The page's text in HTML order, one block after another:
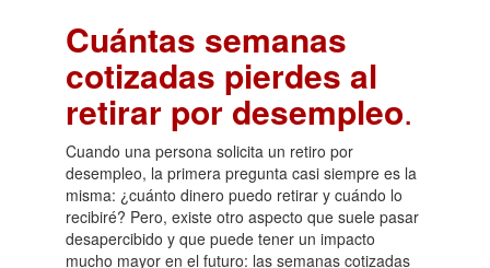
Cuántas semanas
cotizadas pierdes al
retirar por desempleo.
Cuando una persona solicita un retiro por
desempleo, la primera pregunta casi siempre es la
misma: ¿cuánto dinero puedo retirar y cuándo lo
recibiré? Pero, existe otro aspecto que suele pasar
desapercibido y que puede tener un impacto
mucho mayor en el futuro: las semanas cotizadas